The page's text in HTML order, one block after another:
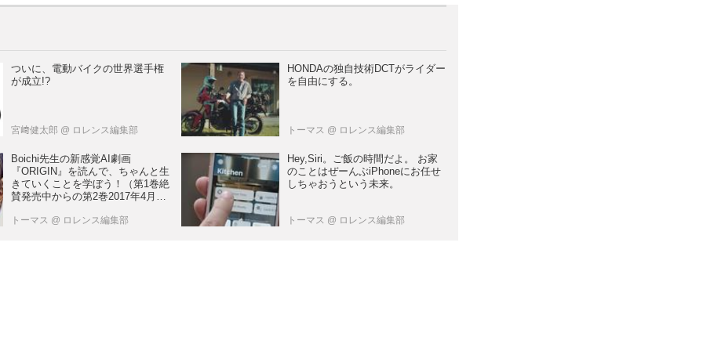
ついに、電動バイクの世界選手権
が成立!?
宮﨑健太郎 @ ロレンス編集部
HONDAの独自技術DCTがライダー
を自由にする。
トーマス @ ロレンス編集部
Boichi先生の新感覚AI劇画
『ORIGIN』を読んで、ちゃんと生
きていくことを学ぼう！（第1巻絶
賛発売中からの第2巻2017年4月に
トーマス @ ロレンス編集部
Hey,Siri。ご飯の時間だよ。 お家
のことはぜーんぶiPhoneにお任せ
しちゃおうという未来。
トーマス @ ロレンス編集部